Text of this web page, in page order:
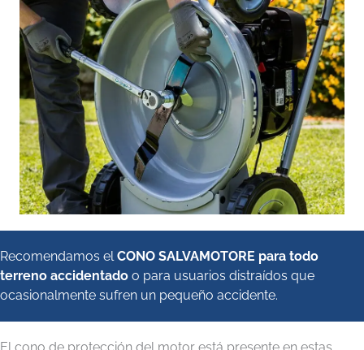
Recomendamos elCONO SALVAMOTORE para todo
terreno accidentado o para usuarios distraídos que
ocasionalmente sufren un pequeño accidente.